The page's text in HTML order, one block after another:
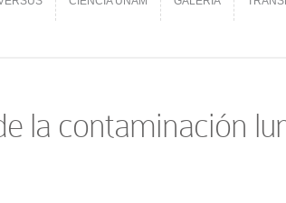
la contaminación